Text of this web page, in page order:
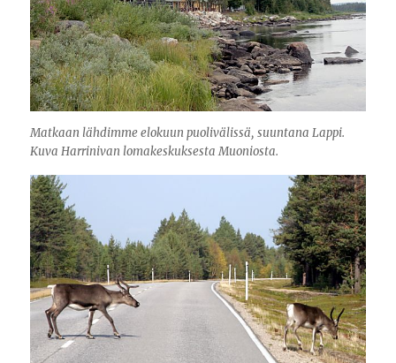
Matkaan lähdimme elokuun puolivälissä, suuntana Lappi.
Kuva Harrinivan lomakeskuksesta Muoniosta.